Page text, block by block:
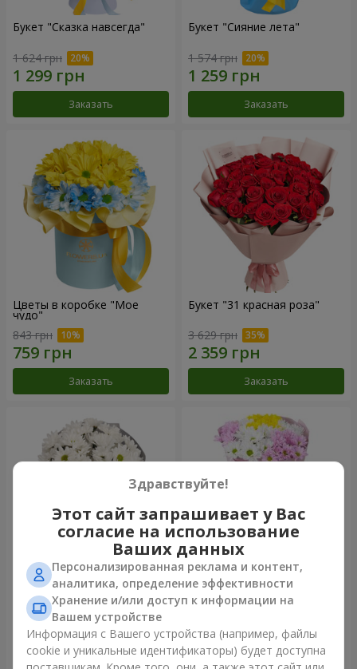
Букет "Сказка навсегда"
1 624 грн
Заказать
Букет "Сияние лета"
1 574 грн
Заказать
Цветы в коробке "Мое
чудо"
843 грн
Заказать
Букет "31 красная роза"
3 629 грн
Заказать
Букет "Киото" из 5 белых
хризантем
999 грн
Заказать
Букет "Времена года"
Заказать
Здравствуйте!
Этот сайт запрашивает у Вас
согласие на использование
Ваших данных
Персонализированная реклама и контент,
аналитика, определение эффективности
Хранение и/или доступ к информации на
Вашем устройстве
Информация с Вашего устройства (например, файлы
cookie и уникальные идентификаторы) будет доступна